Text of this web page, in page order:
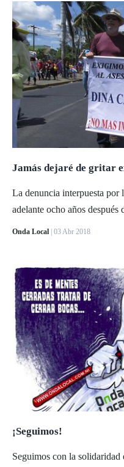
Jamás dejaré de gritar
La denuncia interpuesta
adelante ocho años después
Onda Local | 03 Abr 2018
¡Seguimos!
Seguimos con la solidaridad